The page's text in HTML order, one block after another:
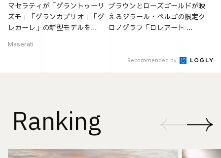
マセラティが「グラントゥーリ
ズモ」「グランカブリオ」「グ
レカーレ」の新型モデルを...
Maserati
ブラウンとローズゴールドが映
えるジラール・ペルゴの限定ク
ロノグラフ「ロレアート ...
Recommended by
Ranking